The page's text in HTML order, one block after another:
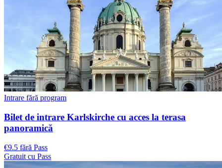
Intrare fără program
Bilet de intrare Karlskirche cu acces la terasa
panoramică
€9.5 fără Pass
Gratuit cu Pass